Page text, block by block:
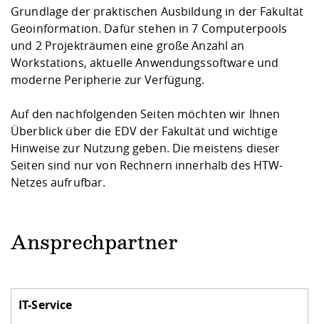
Vorbereitung
Studien- und
und Physik
Digitales Lernen
Studieren in
Lebenslagen
Studentenwerk
Angebote der
Career Service
Lehren,
Weiterbilden im
Formulare und
Internationale
Formulare und
FIS -
Prototyping und
Kooperationen
Kontakt &
Klimaschutz &
Förderverein
Gremien und
Informatik/
Landbau/
Maschinenbau
Angebote für Unternehmen
Kontakt und Anfahrt
Grundlage der praktischen Ausbildung in der Fakultät
Geoinformation. Dafür stehen in 7 Computerpools
und 2 Projekträumen eine große Anzahl an
Workstations, aktuelle Anwendungssoftware und
moderne Peripherie zur Verfügung.
Auf den nachfolgenden Seiten möchten wir Ihnen
Überblick über die EDV der Fakultät und wichtige
Hinweise zur Nutzung geben. Die meistens dieser
Seiten sind nur von Rechnern innerhalb des HTW-
Netzes aufrufbar.
Ansprechpartner
IT-Service